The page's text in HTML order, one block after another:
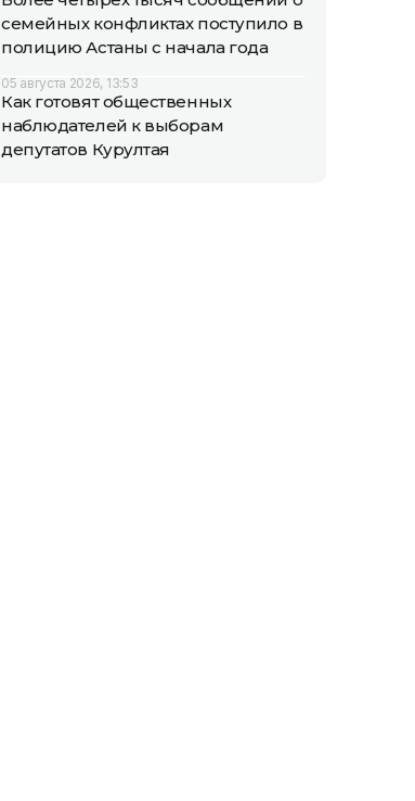
семейных конфликтах поступило в
полицию Астаны с начала года
05 августа 2026, 13:53
Как готовят общественных
наблюдателей к выборам
депутатов Курултая